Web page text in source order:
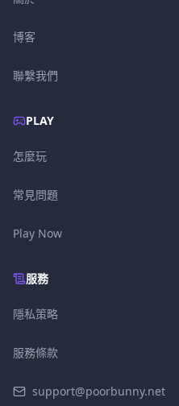
博客
聯繫我們
PLAY
怎麼玩
常見問題
Play Now
服務
隱私策略
服務條款
support@poorbunny.net